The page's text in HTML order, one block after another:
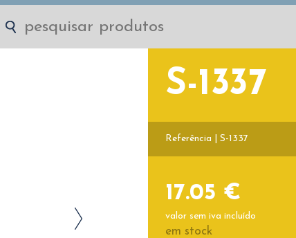
S-1337
Referência | S-1337
17.05 €
valor sem iva incluído
em stock